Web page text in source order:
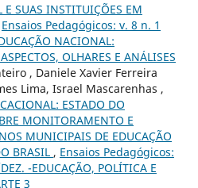
SUAS INSTITUIÇÕES EM
Ensaios Pedagógicos: v. 8 n. 1
NACIONAL:
OLHARES E ANÁLISES
, Daniele Xavier Ferreira
Lima, Israel Mascarenhas ,
ESTADO DO
MONITORAMENTO E
MUNICIPAIS DE EDUCAÇÃO
BRASIL , Ensaios Pedagógicos:
-EDUCAÇÃO, POLÍTICA E
3